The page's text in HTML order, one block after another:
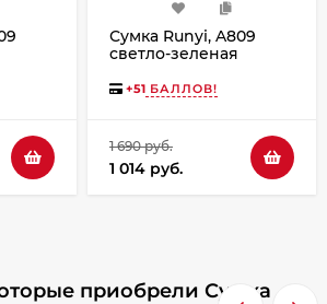
Сумка Runyi, A809
светло-зеленая
+51 БАЛЛОВ!
1 690 руб.
1 014 руб.
приобрели Сумка